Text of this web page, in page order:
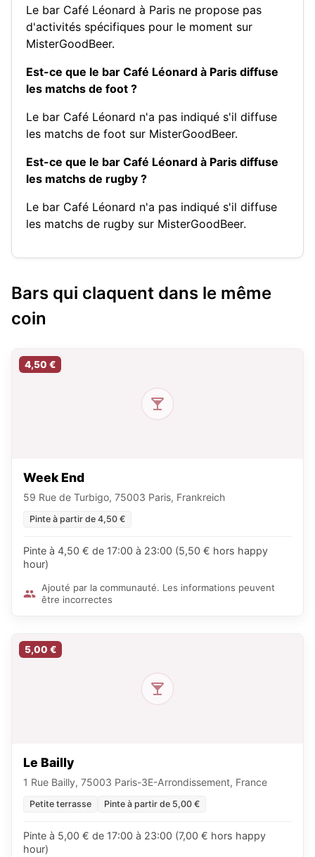
Le bar Café Léonard à Paris ne propose pas
d'activités spécifiques pour le moment sur
MisterGoodBeer.
Est-ce que le bar Café Léonard à Paris diffuse
les matchs de foot ?
Le bar Café Léonard n'a pas indiqué s'il diffuse
les matchs de foot sur MisterGoodBeer.
Est-ce que le bar Café Léonard à Paris diffuse
les matchs de rugby ?
Le bar Café Léonard n'a pas indiqué s'il diffuse
les matchs de rugby sur MisterGoodBeer.
Bars qui claquent dans le même
coin
4,50 €
Week End
59 Rue de Turbigo, 75003 Paris, Frankreich
Pinte à partir de 4,50 €
Pinte à 4,50 € de 17:00 à 23:00 (5,50 € hors happy
hour)
Ajouté par la communauté. Les informations peuvent
être incorrectes
5,00 €
Le Bailly
1 Rue Bailly, 75003 Paris-3E-Arrondissement, France
Petite terrasse Pinte à partir de 5,00 €
Pinte à 5,00 € de 17:00 à 23:00 (7,00 € hors happy
hour)